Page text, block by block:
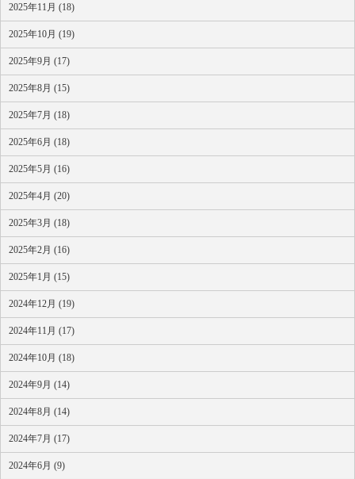
2025年11月 (18)
2025年10月 (19)
2025年9月 (17)
2025年8月 (15)
2025年7月 (18)
2025年6月 (18)
2025年5月 (16)
2025年4月 (20)
2025年3月 (18)
2025年2月 (16)
2025年1月 (15)
2024年12月 (19)
2024年11月 (17)
2024年10月 (18)
2024年9月 (14)
2024年8月 (14)
2024年7月 (17)
2024年6月 (9)